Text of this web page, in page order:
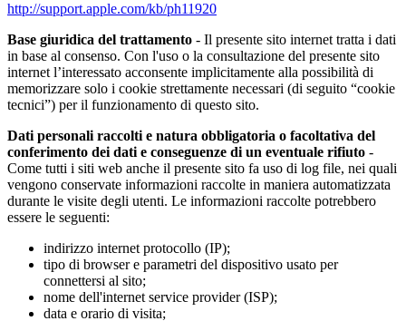
http://support.apple.com/kb/ph11920
Base giuridica del trattamento - Il presente sito internet tratta i dati
in base al consenso. Con l'uso o la consultazione del presente sito
internet l’interessato acconsente implicitamente alla possibilità di
memorizzare solo i cookie strettamente necessari (di seguito “cookie
tecnici”) per il funzionamento di questo sito.
Dati personali raccolti e natura obbligatoria o facoltativa del
conferimento dei dati e conseguenze di un eventuale rifiuto -
Come tutti i siti web anche il presente sito fa uso di log file, nei quali
vengono conservate informazioni raccolte in maniera automatizzata
durante le visite degli utenti. Le informazioni raccolte potrebbero
essere le seguenti:
indirizzo internet protocollo (IP);
tipo di browser e parametri del dispositivo usato per
connettersi al sito;
nome dell'internet service provider (ISP);
data e orario di visita;